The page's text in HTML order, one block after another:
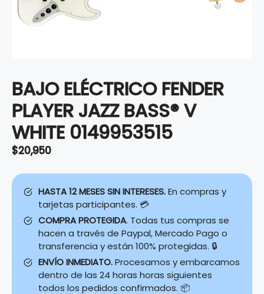
BAJO ELÉCTRICO FENDER
PLAYER JAZZ BASS® V
WHITE 0149953515
$20,950
HASTA 12 MESES SIN INTERESES.En compras y
tarjetas participantes. 💳
COMPRA PROTEGIDA. Todas tus compras se
hacen a través de Paypal, Mercado Pago o
transferencia y están 100% protegidas. 🔒
ENVÍO INMEDIATO.Procesamos y embarcamos
dentro de las 24 horas horas siguientes
todos los pedidos confirmados. 📦